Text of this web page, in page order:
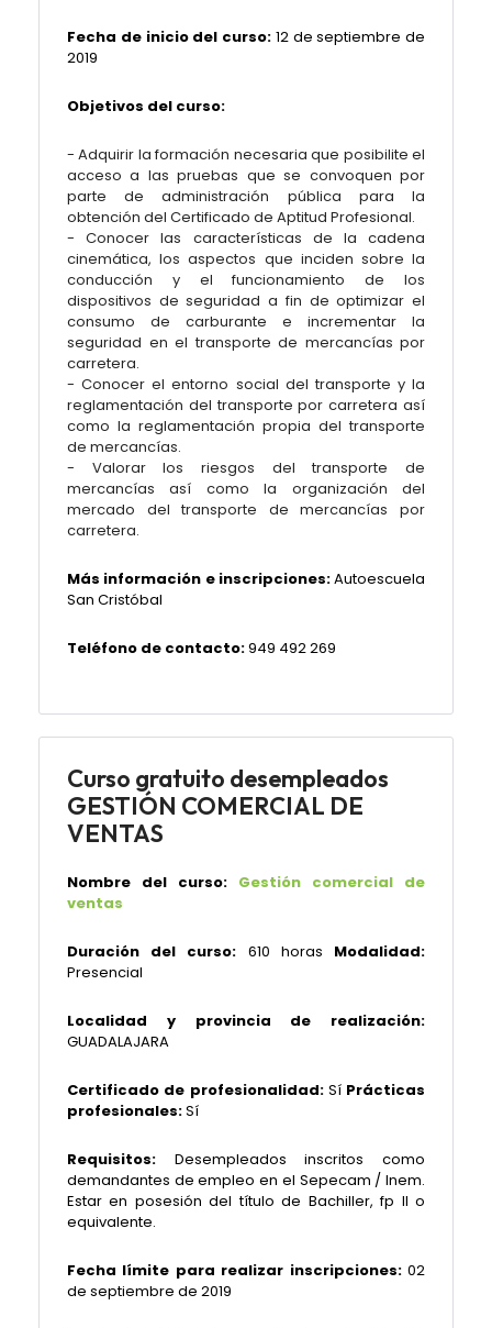
Fecha de inicio del curso: 12 de septiembre de
2019
Objetivos del curso:
- Adquirir la formación necesaria que posibilite el
acceso a las pruebas que se convoquen por
parte de administración pública para la
obtención del Certificado de Aptitud Profesional.
- Conocer las características de la cadena
cinemática, los aspectos que inciden sobre la
conducción y el funcionamiento de los
dispositivos de seguridad a fin de optimizar el
consumo de carburante e incrementar la
seguridad en el transporte de mercancías por
carretera.
- Conocer el entorno social del transporte y la
reglamentación del transporte por carretera así
como la reglamentación propia del transporte
de mercancías.
- Valorar los riesgos del transporte de
mercancías así como la organización del
mercado del transporte de mercancías por
carretera.
Más información e inscripciones:Autoescuela
San Cristóbal
Teléfono de contacto:949 492 269
Curso gratuito desempleados
GESTIÓN COMERCIAL DE
VENTAS
Nombre del curso: Gestión comercial de
ventas
Duración del curso: 610 horas Modalidad:
Presencial
Localidad y provincia de realización:
GUADALAJARA
Certificado de profesionalidad:Sí Prácticas
profesionales:Sí
Requisitos: Desempleados inscritos como
demandantes de empleo en el Sepecam / Inem.
Estar en posesión del título de Bachiller, fp II o
equivalente.
Fecha límite para realizar inscripciones:02
de septiembre de 2019